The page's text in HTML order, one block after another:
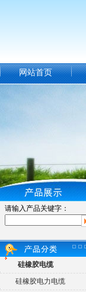
网站首页
请输入产品关键字：
硅橡胶电缆
硅橡胶电力电缆